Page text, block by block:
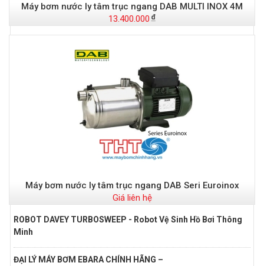
Máy bơm nước ly tâm trục ngang DAB MULTI INOX 4M
13.400.000
Máy bơm nước ly tâm trục ngang DAB Seri Euroinox
Giá liên hệ
ROBOT DAVEY TURBOSWEEP - Robot Vệ Sinh Hồ Bơi Thông
Minh
ĐẠI LÝ MÁY BƠM EBARA CHÍNH HÃNG –